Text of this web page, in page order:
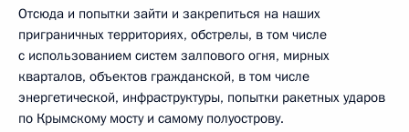
Отсюда и попытки зайти и закрепиться на наших
приграничных территориях, обстрелы, в том числе
с использованием систем залпового огня, мирных
кварталов, объектов гражданской, в том числе
энергетической, инфраструктуры, попытки ракетных ударов
по Крымскому мосту и самому полуострову.